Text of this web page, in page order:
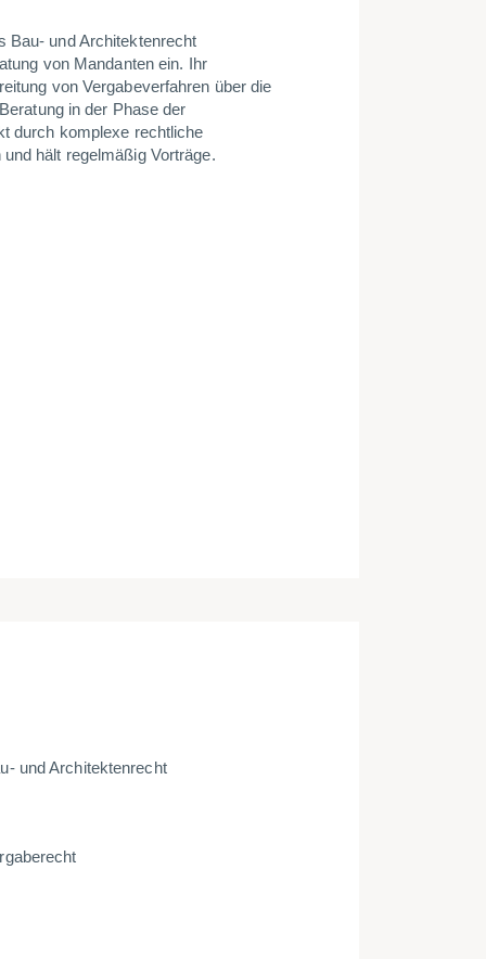
Bau- und Architektenrecht
von Mandanten ein. Ihr
von Vergabeverfahren über die
in der Phase der
durch komplexe rechtliche
hält regelmäßig Vorträge.
und Archi­tek­ten­recht